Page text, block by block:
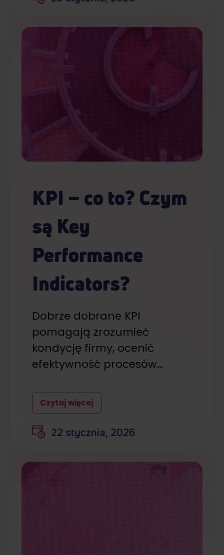
KPI – co to? Czym
są Key
Performance
Indicators?
Dobrze dobrane KPI
pomagają zrozumieć
kondycję firmy, ocenić
efektywność procesów…
Czytaj więcej
22 stycznia, 2026